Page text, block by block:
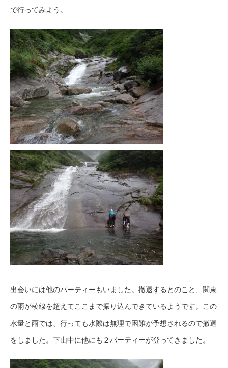
で行ってみよう。
出会いには他のパーティーもいました。撤退するとのこと、関東
の雨が稜線を超えてここまで振り込んできているようです。この
水量と雨では、行っても水際は無理で困難が予想されるので撤退
をしました。下山中に他にも２パーティーが登ってきました。